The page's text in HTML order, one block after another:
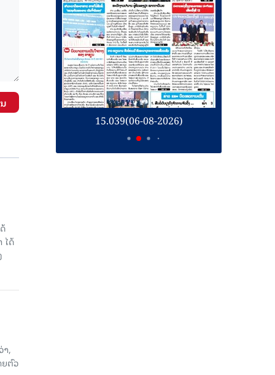
ໄດ້
າ,
ຕົວ
15.039(06-08-2026)